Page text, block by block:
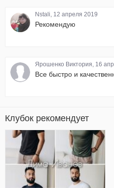
Nstali, 12 апреля 2019
Рекомендую
Ярошенко Виктория, 16
Все быстро и
Клубок рекомендует